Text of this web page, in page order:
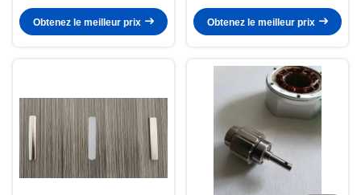
Obtenez le meilleur prix
Obtenez le meilleur prix